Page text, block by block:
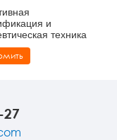
и
техника
27